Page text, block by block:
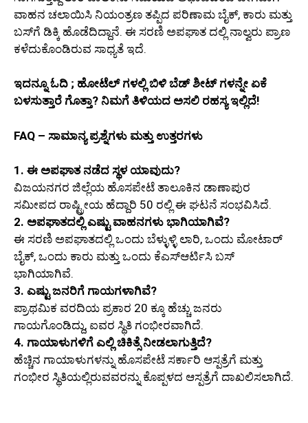
ವಾಹನ ಚಲಾಯಿಸಿ ನಿಯಂತ್ರಣ ತಪ್ಪಿದ ಪರಿಣಾಮ ಬೈಕ್, ಕಾರು ಮತ್ತು
ಬಸ್‌ಗೆ ಡಿಕ್ಕಿ ಹೊಡೆದಿದ್ದಾನೆ. ಈ ಸರಣಿ ಅಪಘಾತ ದಲ್ಲಿ ನಾಲ್ವರು ಪ್ರಾಣ
ಕಳೆದುಕೊಂಡಿರುವ ಸಾಧ್ಯತೆ ಇದೆ.
ಇದನ್ನೂ ಓದಿ ; ಹೋಟೆಲ್ ಗಳಲ್ಲಿ ಬಿಳಿ ಬೆಡ್ ಶೀಟ್ ಗಳನ್ನೇ ಏಕೆ
ಬಳಸುತ್ತಾರೆ ಗೊತ್ತಾ? ನಿಮಗೆ ತಿಳಿಯದ ಅಸಲಿ ರಹಸ್ಯ ಇಲ್ಲಿದೆ!
FAQ – ಸಾಮಾನ್ಯ ಪ್ರಶ್ನೆಗಳು ಮತ್ತು ಉತ್ತರಗಳು
1. ಈ ಅಪಘಾತ ನಡೆದ ಸ್ಥಳ ಯಾವುದು?
ವಿಜಯನಗರ ಜಿಲ್ಲೆಯ ಹೊಸಪೇಟೆ ತಾಲೂಕಿನ ಡಾಣಾಪುರ
ಸಮೀಪದ ರಾಷ್ಟ್ರೀಯ ಹೆದ್ದಾರಿ 50 ರಲ್ಲಿ ಈ ಘಟನೆ ಸಂಭವಿಸಿದೆ.
2. ಅಪಘಾತದಲ್ಲಿ ಎಷ್ಟು ವಾಹನಗಳು ಭಾಗಿಯಾಗಿವೆ?
ಈ ಸರಣಿ ಅಪಘಾತದಲ್ಲಿ ಒಂದು ಬೆಳ್ಳುಳ್ಳಿ ಲಾರಿ, ಒಂದು ಮೋಟಾರ್
ಬೈಕ್, ಒಂದು ಕಾರು ಮತ್ತು ಒಂದು ಕೆಎಸ್ಆರ್ಟಿಸಿ ಬಸ್
ಭಾಗಿಯಾಗಿವೆ.
3. ಎಷ್ಟು ಜನರಿಗೆ ಗಾಯಗಳಾಗಿವೆ?
ಪ್ರಾಥಮಿಕ ವರದಿಯ ಪ್ರಕಾರ 20 ಕ್ಕೂ ಹೆಚ್ಚು ಜನರು
ಗಾಯಗೊಂಡಿದ್ದು, ಐವರ ಸ್ಥಿತಿ ಗಂಭೀರವಾಗಿದೆ.
4. ಗಾಯಾಳುಗಳಿಗೆ ಎಲ್ಲಿ ಚಿಕಿತ್ಸೆ ನೀಡಲಾಗುತ್ತಿದೆ?
ಹೆಚ್ಚಿನ ಗಾಯಾಳುಗಳನ್ನು ಹೊಸಪೇಟೆ ಸರ್ಕಾರಿ ಆಸ್ಪತ್ರೆಗೆ ಮತ್ತು
ಗಂಭೀರ ಸ್ಥಿತಿಯಲ್ಲಿರುವವರನ್ನು ಕೊಪ್ಪಳದ ಆಸ್ಪತ್ರೆಗೆ ದಾಖಲಿಸಲಾಗಿದೆ.